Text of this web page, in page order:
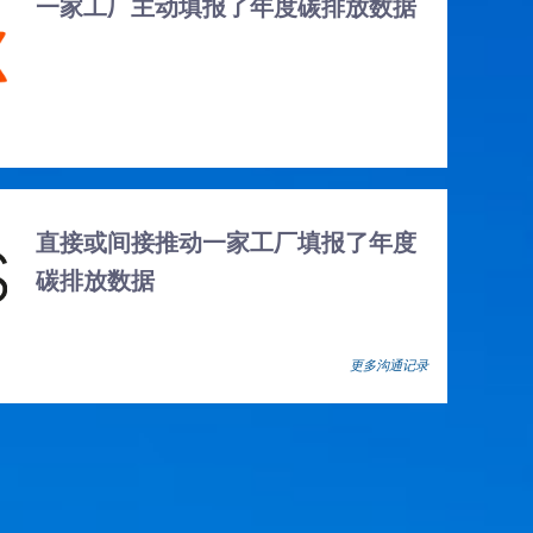
直接或间接推动一家工厂填报了年度
碳排放数据
更多沟通记录